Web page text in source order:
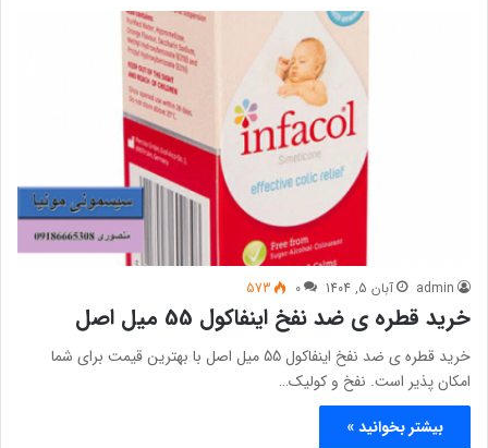
admin آبان 5, 1404 0
573
خرید قطره ی ضد نفخ اینفاکول 55 میل اصل
خرید قطره ی ضد نفخ اینفاکول 55 میل اصل با بهترین قیمت برای شما
امکان پذیر است. نفخ و کولیک…
بیشتر بخوانید »